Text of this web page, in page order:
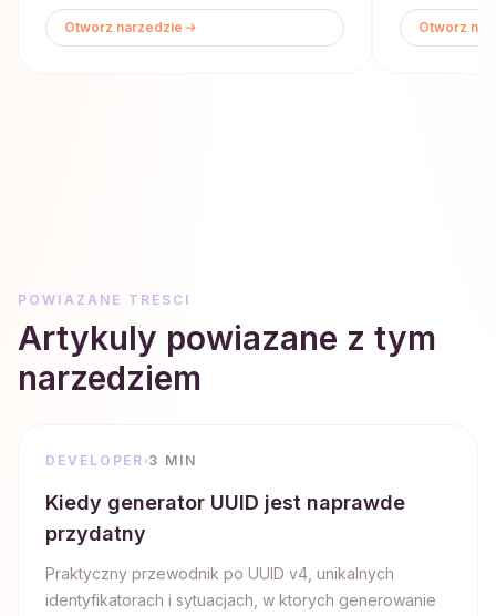
Otworz narzedzie Otworz
POWIAZANE TRESCI
Artykuly powiazane z tym
narzedziem
DEVELOPER 3 MIN
Kiedy generator UUID jest naprawde
przydatny
Praktyczny przewodnik po UUID v4, unikalnych
identyfikatorach i sytuacjach, w ktorych generowanie